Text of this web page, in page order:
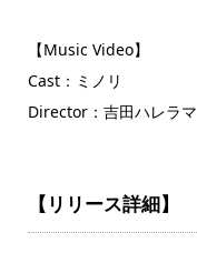
【Music Video】
Cast：ミノリ
Director：吉田ハレラマ
【リリース詳細】